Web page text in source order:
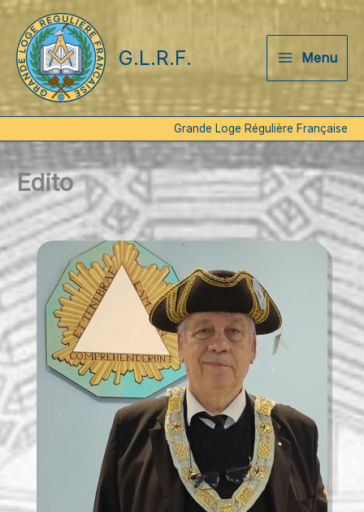
Aller
contenu
G.L.R.F. Menu
Grande Loge Régulière Française
Edito